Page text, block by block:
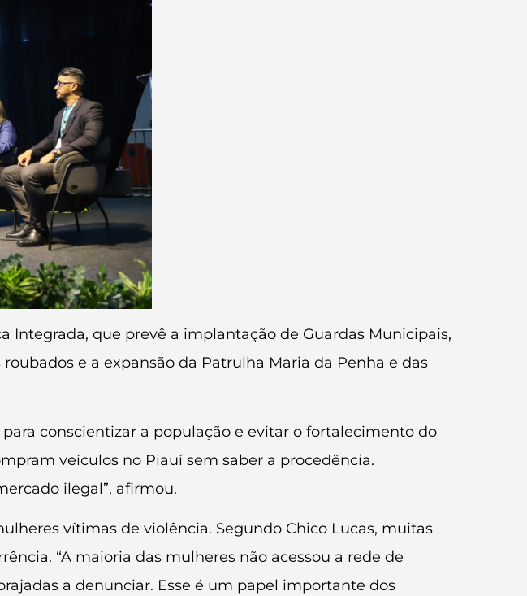
Integrada, que prevê a implantação de Guardas Municipais,
e a expansão da Patrulha Maria da Penha e das
conscientizar a população e evitar o fortalecimento do
veículos no Piauí sem saber a procedência.
ilegal”, afirmou.
vítimas de violência. Segundo Chico Lucas, muitas
“A maioria das mulheres não acessou a rede de
a denunciar. Esse é um papel importante dos